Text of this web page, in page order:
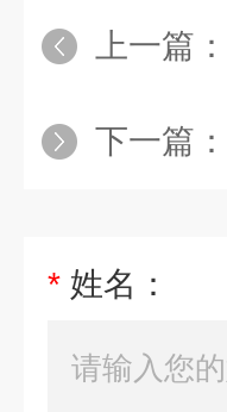
上一篇：
下一篇：
* 姓名：